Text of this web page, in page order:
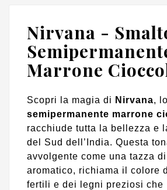
Nirvana -
Marrone
Scopri la magia di Nirvana,
semipermanente marrone
racchiude tutta la bellezza e
del Sud dell’India. Questa
avvolgente come una tazza
aromatico, richiama il colore
fertili e dei legni preziosi che